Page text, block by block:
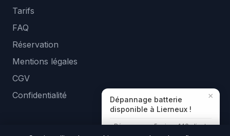
Tarifs
FAQ
Réservation
Mentions légales
CGV
Confidentialité
×
Dépannage batterie
disponible à Lierneux !
Réponse en ~5 min · +140 clients